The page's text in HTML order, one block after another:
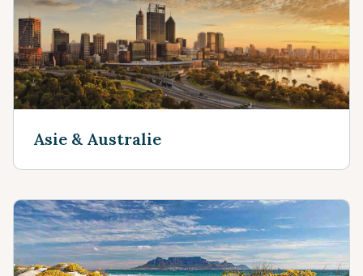
Asie & Australie